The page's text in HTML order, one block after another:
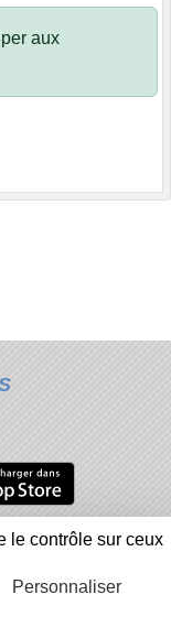
aux
cookies
inapproprié
Connexion
le contrôle sur ceux
Personnaliser